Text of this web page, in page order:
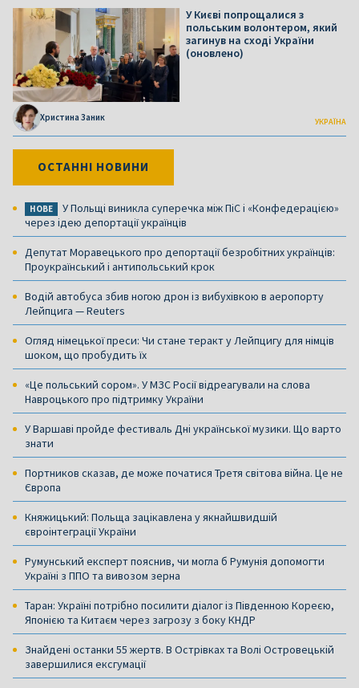
У Києві попрощалися з
польським волонтером, який
загинув на сході України
(оновлено)
Христина Заник УКРАЇНА
ОСТАННІ НОВИНИ
НОВЕ
У Польщі виникла суперечка між ПіС і «Конфедерацією»
через ідею депортації українців
Депутат Моравецького про депортації безробітних українців:
Проукраїнський і антипольський крок
Водій автобуса збив ногою дрон із вибухівкою в аеропорту
Лейпцига — Reuters
Огляд німецької преси: Чи стане теракт у Лейпцигу для німців
шоком, що пробудить їх
«Це польський сором». У МЗС Росії відреагували на слова
Навроцького про підтримку України
У Варшаві пройде фестиваль Дні української музики. Що варто
знати
Портников сказав, де може початися Третя світова війна. Це не
Європа
Княжицький: Польща зацікавлена у якнайшвидшій
євроінтеграції України
Румунський експерт пояснив, чи могла б Румунія допомогти
Україні з ППО та вивозом зерна
Таран: Україні потрібно посилити діалог із Південною Кореєю,
Японією та Китаєм через загрозу з боку КНДР
Знайдені останки 55 жертв. В Острівках та Волі Островецькій
завершилися ексгумації